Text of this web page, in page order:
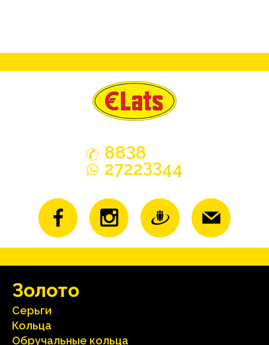
8838
27223344
Зoлoтo
Серьги
Кольца
Oбручальные кольца